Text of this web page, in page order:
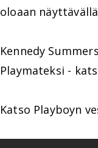
oloaan
Kennedy
Playmateksi -
Katso Playboyn